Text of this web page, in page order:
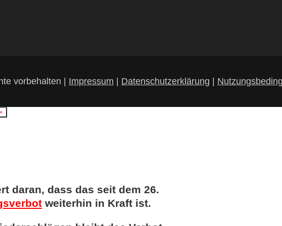
vorbehalten | Impressum | Datenschutzerklärung |
×
daran, dass das seit dem 26.
weiterhin in Kraft ist.